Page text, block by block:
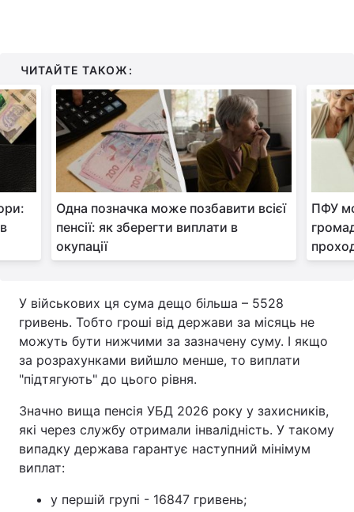
ЧИТАЙТЕ ТАКОЖ:
Одна позначка може позбавити всієї
пенсії: як зберегти виплати в
окупації
ПФУ
У військових ця сума дещо більша – 5528
гривень. Тобто гроші від держави за місяць не
можуть бути нижчими за зазначену суму. І якщо
за розрахунками вийшло менше, то виплати
"підтягують" до цього рівня.
Значно вища пенсія УБД 2026 року у захисників,
які через службу отримали інвалідність. У такому
випадку держава гарантує наступний мінімум
виплат:
у першій групі - 16847 гривень;